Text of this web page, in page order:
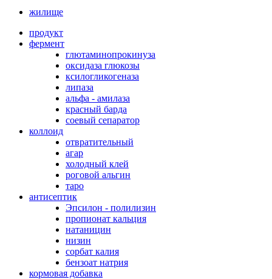
жилище
продукт
фермент
глютаминопрокинуза
оксидаза глюкозы
ксилогликогеназа
липаза
альфа - амилаза
красный барда
соевый сепаратор
коллоид
отвратительный
агар
холодный клей
роговой альгин
таро
антисептик
Эпсилон - полилизин
пропионат кальция
натаницин
низин
сорбат калия
бензоат натрия
кормовая добавка